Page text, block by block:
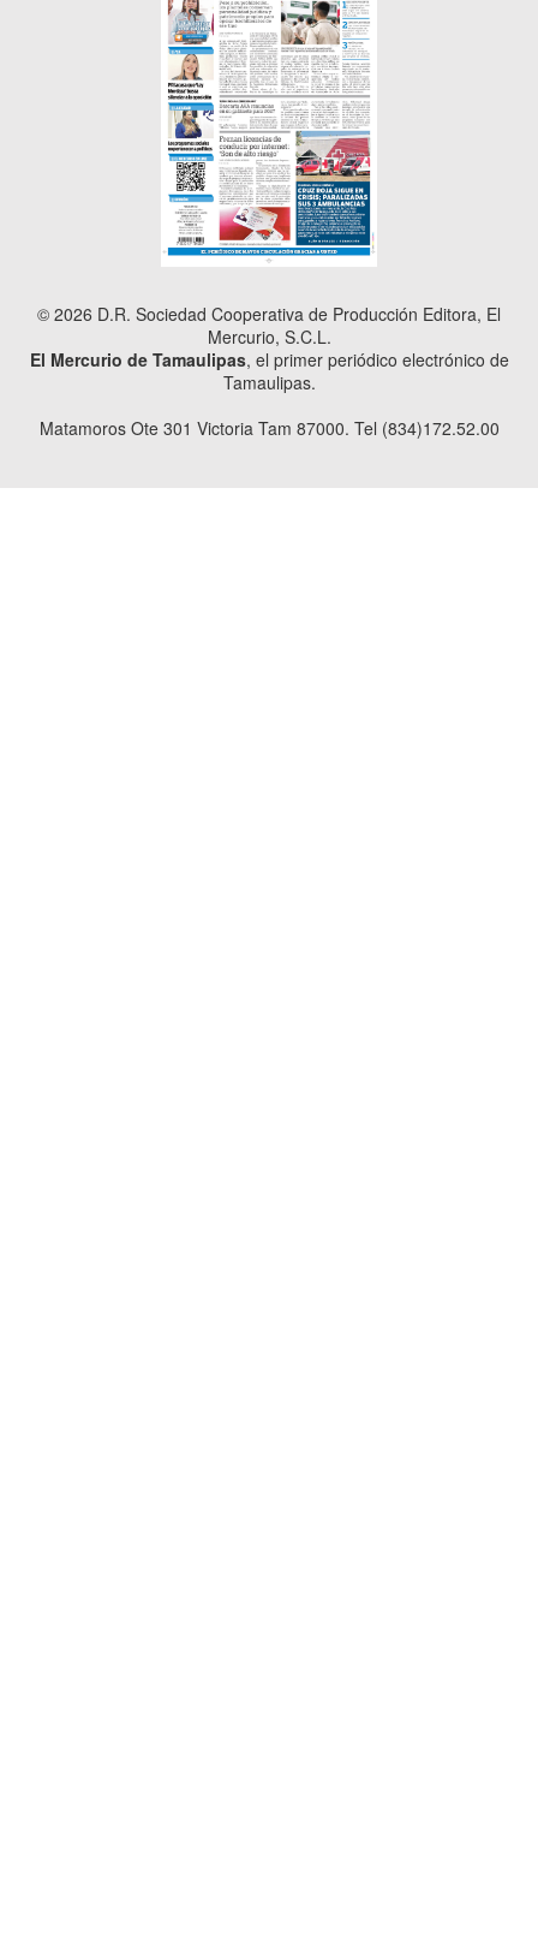
© 2026 D.R. Sociedad Cooperativa de Producción Editora, El
Mercurio, S.C.L.
El Mercurio de Tamaulipas, el primer periódico electrónico de
Tamaulipas.
Matamoros Ote 301 Victoria Tam 87000. Tel (834)172.52.00